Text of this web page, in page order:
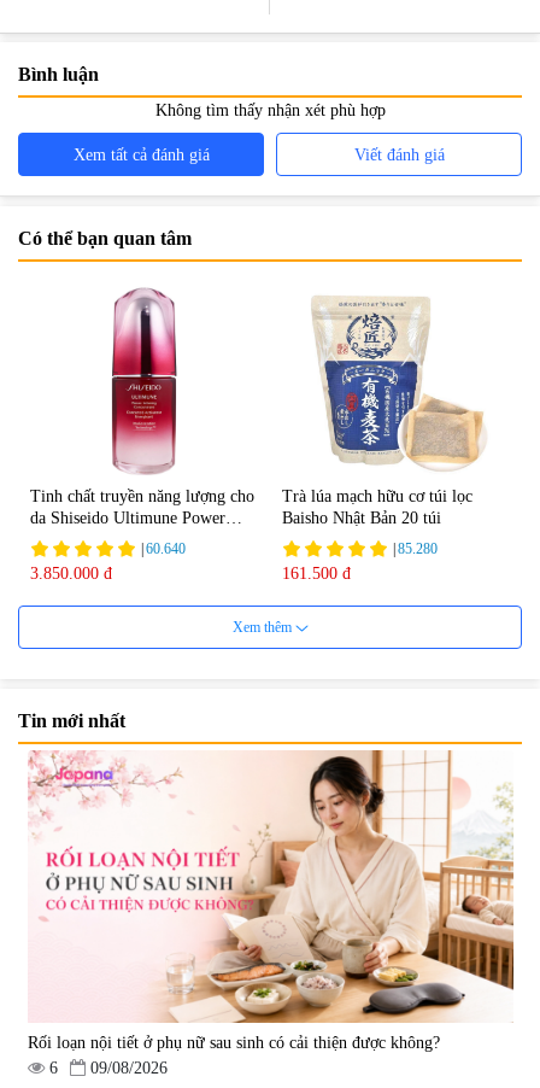
Bình luận
Không tìm thấy nhận xét phù hợp
Xem tất cả đánh giá Viết đánh giá
Có thể bạn quan tâm
Tinh chất truyền năng lượng cho
da Shiseido Ultimune Power
75ml
60.640
3.850.000 đ
Trà lúa mạch hữu cơ túi lọc
Baisho Nhật Bản 20 túi
85.280
161.500 đ
Viên uống bổ não Ribeto Shoji
Ichoha Ekisu Plus - 90 viên
57.920
1.450.000 đ
Viên nang uống cải thiện thị lực,
trí nhớ DHA + EPA + Flaxseed
Oil 30 viên/gói - Date 02/2027
|52.346
225.000 đ
Xem thêm
Tin mới nhất
Rối loạn nội tiết ở phụ nữ sau sinh có cải thiện được không?
6
09/08/2026